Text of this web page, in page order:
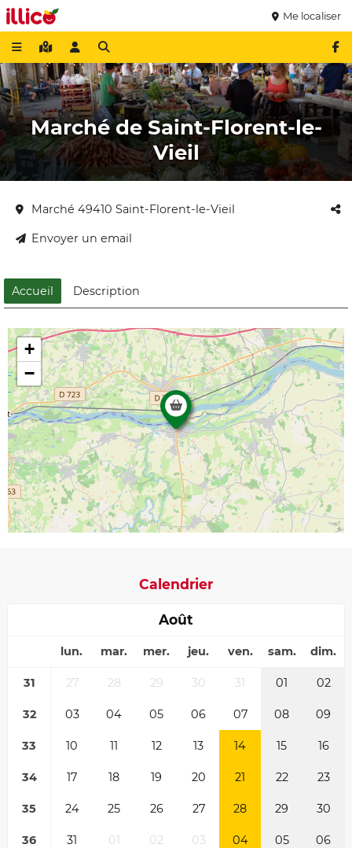
Me localiser
Marché de Saint-Florent-le-
Vieil
Marché 49410 Saint-Florent-le-Vieil
Envoyer un email
Accueil Description
+
−
Calendrier
Août
lun. mar. mer. jeu. ven. sam. dim.
31 27 28 29 30 31 01 02
32 03 04 05 06 07 08 09
33 10 11 12 13 14 15 16
34 17 18 19 20 21 22 23
35 24 25 26 27 28 29 30
36 31 01 02 03 04 05 06